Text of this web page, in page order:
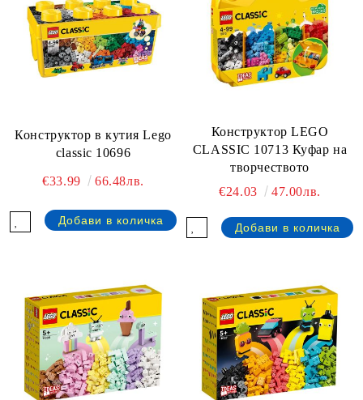
Конструктор в кутия Lego
classic 10696
€33.99 66.48лв.
Конструктор LEGO
CLASSIC 10713 Куфар на
творчеството
€24.03
47.00лв.